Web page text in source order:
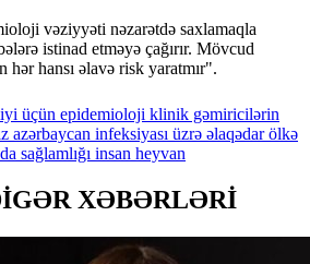
vəziyyəti nəzarətdə saxlamaqla
istinad etməyə çağırır. Mövcud
hansı əlavə risk yaratmır".
üçün epidemioloji klinik gəmiricilərin
azərbaycan infeksiyası üzrə əlaqədarölkə
sağlamlığı insan heyvan
XƏBƏRLƏRİ